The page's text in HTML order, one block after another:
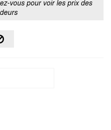
vous pour voir les prix des